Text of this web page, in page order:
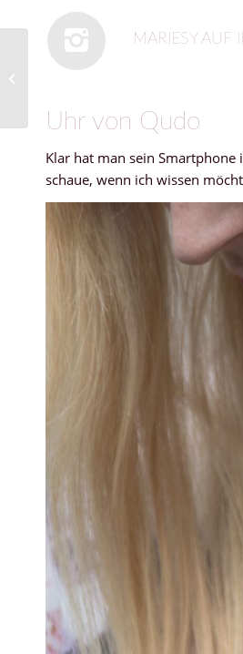
MARIESY AUF
Uhr von Qudo
Klar hat man sein
schaue, wenn ich wissen
Paul & Joe Document